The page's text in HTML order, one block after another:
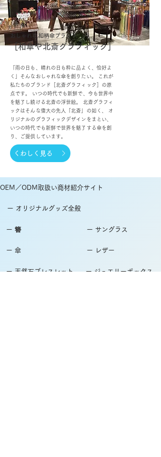
おしゃれな和柄傘ブランド
［和傘や北斎グラフィック］
「雨の日も、晴れの日も粋に品よく、恰好よ
く」そんなおしゃれな傘を創りたい。 これが
私たちのブランド［北斎グラフィック］の原
点です。 いつの時代でも新鮮で、今も世界中
を魅了し続ける北斎の浮世絵。 北斎グラフィ
ックはそんな偉大の先人「北斎」の如く、 オ
リジナルのグラフィックデザインをまとい、
いつの時代でも新鮮で世界を魅了する傘を創
り、ご提供しています。
くわしく見る
OEM／ODM取扱い商材紹介サイト
ー オリジナルグッズ全般
ー 簪
ー 傘
ー 天然石ブレスレット
ー サングラス
ー レザー
ー ジュエリーボックス